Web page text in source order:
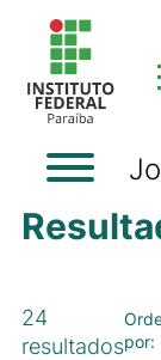
⋮
24
resultadospor: